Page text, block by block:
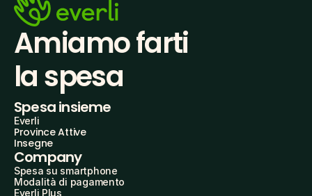
Amiamo farti
la spesa
Spesa insieme
Everli
Province Attive
Insegne
Company
Spesa su smartphone
Modalità di pagamento
Everli Plus